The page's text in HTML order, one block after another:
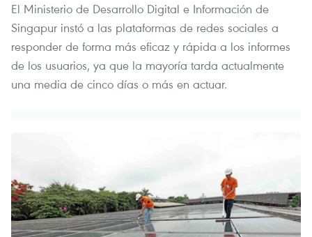
El Ministerio de Desarrollo Digital e Información de
Singapur instó a las plataformas de redes sociales a
responder de forma más eficaz y rápida a los informes
de los usuarios, ya que la mayoría tarda actualmente
una media de cinco días o más en actuar.